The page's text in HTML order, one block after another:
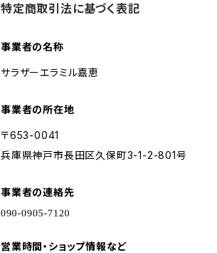
特定商取引法に基づく表記
事業者の名称
サラザーエラミル嘉恵
事業者の所在地
〒653-0041
兵庫県神戸市長田区久保町3-1-2-801号
事業者の連絡先
営業時間・ショップ情報など